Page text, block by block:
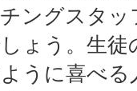
ングスタ
ょう。生徒
うに喜べる